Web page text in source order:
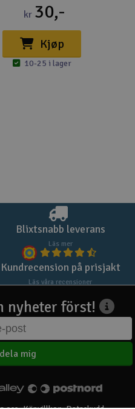
kr 30,-
Kjøp
10-25 i lager
Blixtsnabb leverans
Läs mer
Kundrecension på prisjakt
Läs våra recensioner
nyheter först!
mig